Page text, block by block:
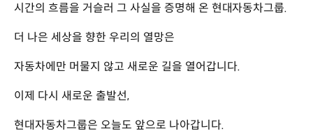
시간의 흐름을 거슬러 그 사실을 증명해 온 현대자동차그룹.
더 나은 세상을 향한 우리의 열망은
자동차에만 머물지 않고 새로운 길을 열어갑니다.
이제 다시 새로운 출발선,
현대자동차그룹은 오늘도 앞으로 나아갑니다.